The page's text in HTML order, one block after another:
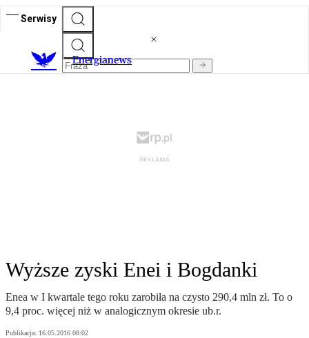
Serwisy
Energianews
Wyższe zyski Enei i Bogdanki
Enea w I kwartale tego roku zarobiła na czysto 290,4 mln zł. To o
9,4 proc. więcej niż w analogicznym okresie ub.r.
Publikacja: 16.05.2016 08:02